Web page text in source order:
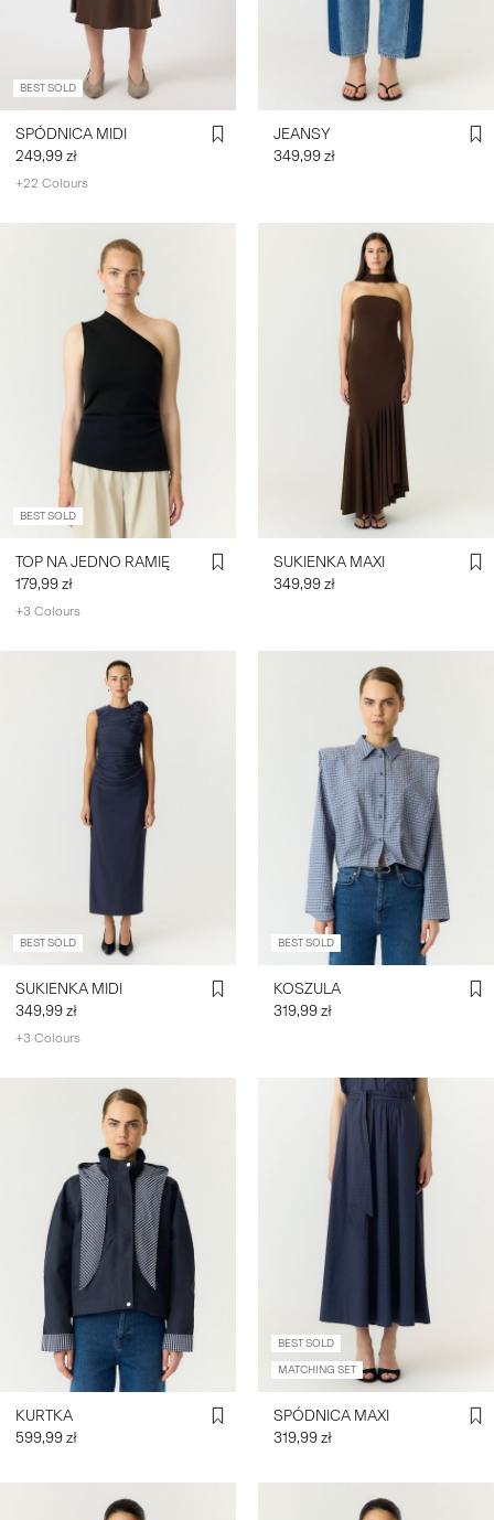
IN
ANY
QUESTIONS?
ABOUT
BEST SOLD
SPÓDNICA MIDI
249,99 zł
+22 Colours
JEANSY
349,99 zł
BEST SOLD
TOP NA JEDNO RAMIĘ
179,99 zł
+3 Colours
SUKIENKA MAXI
349,99 zł
BEST SOLD
SUKIENKA MIDI
349,99 zł
+3 Colours
BEST SOLD
KOSZULA
319,99 zł
KURTKA
599,99 zł
BEST SOLD
MATCHING SET
SPÓDNICA MAXI
319,99 zł